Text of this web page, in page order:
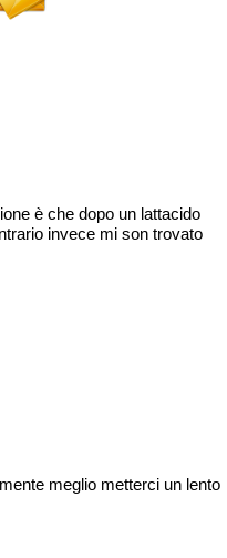
è che dopo un lattacido
invece mi son trovato
meglio metterci un lento